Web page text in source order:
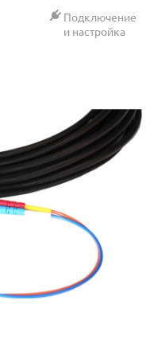
Подключение
и настройка